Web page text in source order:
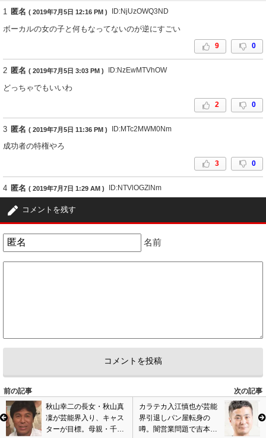
1 匿名 ( 2019年7月5日 12:16 PM ) ID:NjUzOWQ3ND
ボーカルの女の子と何もなってないのが逆にすごい
9 0
2 匿名 ( 2019年7月5日 3:03 PM ) ID:NzEwMTVhOW
どっちゃでもいいわ
2 0
3 匿名 ( 2019年7月5日 11:36 PM ) ID:MTc2MWM0Nm
成功者の特権やろ
3 0
4 匿名 ( 2019年7月7日 1:29 AM ) ID:NTVlOGZlNm
付き合ってもないのにやるような女で、挙句にマスコミにタレコミ。全然
同情できない。相手以前に、軽蔑する。
要は有名人だし、の下心もあって自分からも行ったから、余計に腹立つん
ですわ。
しっかりせえよ、女。恥ずかしいわ。
2 0
コメントを残す
名前
前の記事
次の記事
秋山幸二の長女・秋山真
凜が芸能界入り、キャス
ターが目標。母親・千晶
カラテカ入江慎也が芸能
界引退しパン屋転身の
噂。闇営業問題で吉本ク